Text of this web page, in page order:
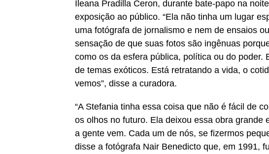
Ileana Pradilla Ceron, durante bate-papo na
exposição ao público. “Ela não tinha um lugar
uma fotógrafa de jornalismo e nem de ensaios
sensação de que suas fotos são ingênuas
como os da esfera pública, política ou do poder.
de temas exóticos. Está retratando a vida, o
vemos”, disse a curadora.
“A Stefania tinha essa coisa que não é fácil de
os olhos no futuro. Ela deixou essa obra grande
a gente vem. Cada um de nós, se fizermos
disse a fotógrafa Nair Benedicto que, em 1991,